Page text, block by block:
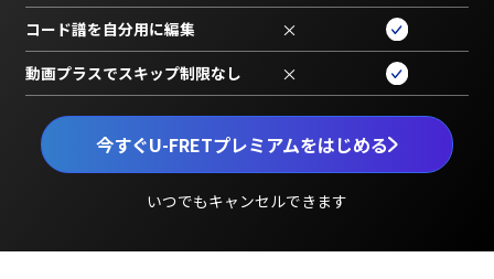
今すぐU-FRETプレミアムをはじめる
いつでもキャンセルできます
コード譜を自分用に編集 ×
動画プラスでスキップ制限なし ×